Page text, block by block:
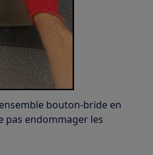
bouton-bride en
pas endommager les